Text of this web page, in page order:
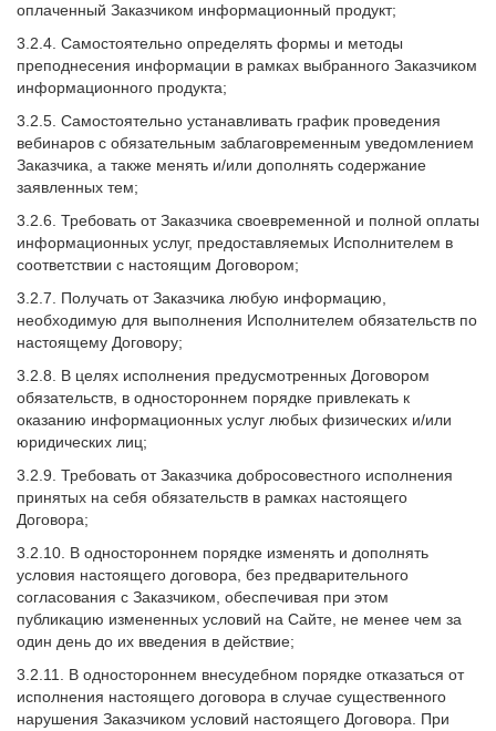
оплаченный Заказчиком информационный продукт;
3.2.4. Самостоятельно определять формы и методы
преподнесения информации в рамках выбранного Заказчиком
информационного продукта;
3.2.5. Самостоятельно устанавливать график проведения
вебинаров с обязательным заблаговременным уведомлением
Заказчика, а также менять и/или дополнять содержание
заявленных тем;
3.2.6. Требовать от Заказчика своевременной и полной оплаты
информационных услуг, предоставляемых Исполнителем в
соответствии с настоящим Договором;
3.2.7. Получать от Заказчика любую информацию,
необходимую для выполнения Исполнителем обязательств по
настоящему Договору;
3.2.8. В целях исполнения предусмотренных Договором
обязательств, в одностороннем порядке привлекать к
оказанию информационных услуг любых физических и/или
юридических лиц;
3.2.9. Требовать от Заказчика добросовестного исполнения
принятых на себя обязательств в рамках настоящего
Договора;
3.2.10. В одностороннем порядке изменять и дополнять
условия настоящего договора, без предварительного
согласования с Заказчиком, обеспечивая при этом
публикацию измененных условий на Сайте, не менее чем за
один день до их введения в действие;
3.2.11. В одностороннем внесудебном порядке отказаться от
исполнения настоящего договора в случае существенного
нарушения Заказчиком условий настоящего Договора. При